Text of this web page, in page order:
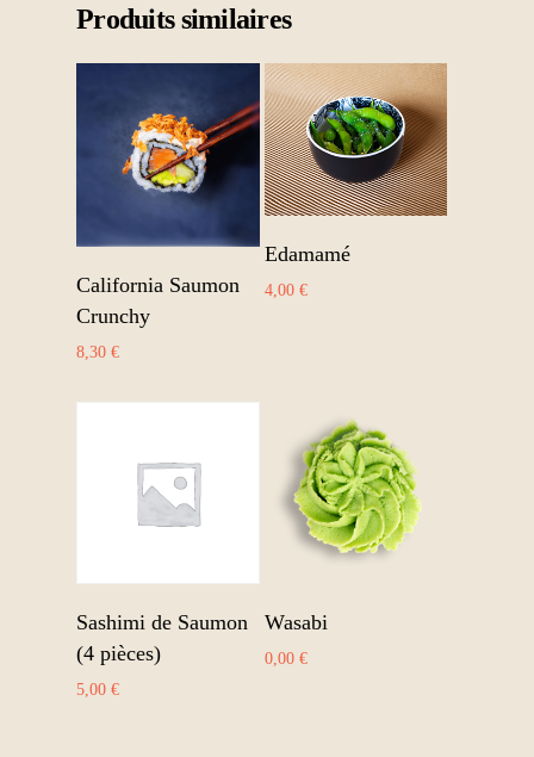
Produits similaires
California Saumon
Crunchy
8,30 €
Edamamé
4,00 €
Sashimi de Saumon
(4 pièces)
5,00 €
Wasabi
0,00 €